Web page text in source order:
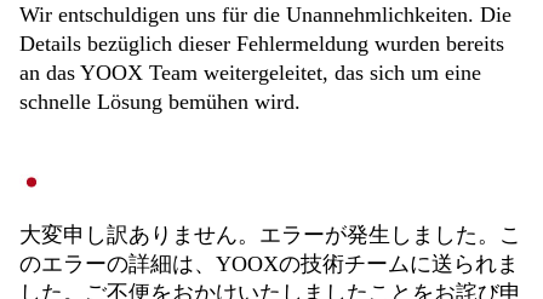
Wir entschuldigen uns für die Unannehmlichkeiten. Die
Details bezüglich dieser Fehlermeldung wurden bereits
an das YOOX Team weitergeleitet, das sich um eine
schnelle Lösung bemühen wird.
大変申し訳ありません。エラーが発生しました。こ
のエラーの詳細は、YOOXの技術チームに送られま
した。ご不便をおかけいたしましたことをお詫び申